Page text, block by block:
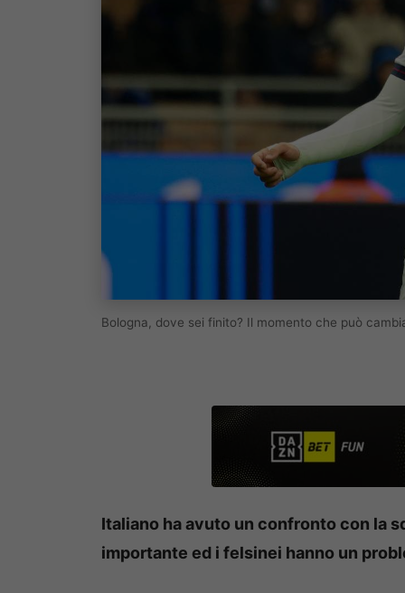
Bologna, dove sei finito? Il momento che può
Italiano ha avuto un confronto con la
importante ed i felsinei hanno un